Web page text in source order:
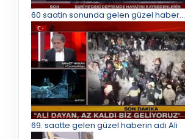
60 saatin sonunda gelen güzel haber...
69. saatte gelen güzel haberin adı Ali